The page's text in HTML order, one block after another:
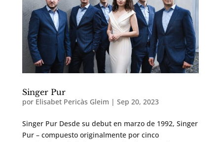
Singer Pur
por Elisabet Pericàs Gleim | Sep 20, 2023
Singer Pur Desde su debut en marzo de 1992, Singer
Pur – compuesto originalmente por cinco